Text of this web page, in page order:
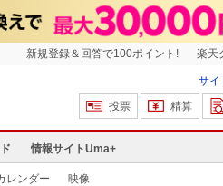
新規登録＆回答で100ポイント! 楽天
サイ
投票
精算
情報サイトUma+
レンダー 映像